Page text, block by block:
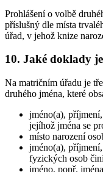
Prohlášení o volbě
příslušný dle místa
úřad, v jehož knize
10. Jaké doklady
Na matričním úřadu je
druhého jména, které
jméno(a),
jejíhož jména se
místo narození
jméno(a),
fyzických osob
jméno, popř.